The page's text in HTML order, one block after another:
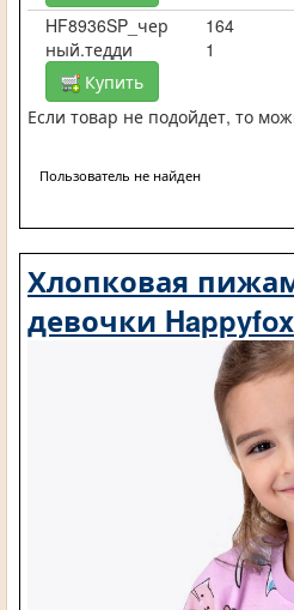
HF8936SP_чер
ный.тедди
164
1
Купить
Если товар не подойдет, то
Пользователь не найден
Хлопковая
девочки Happyfox